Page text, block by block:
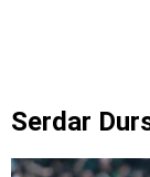
Serdar